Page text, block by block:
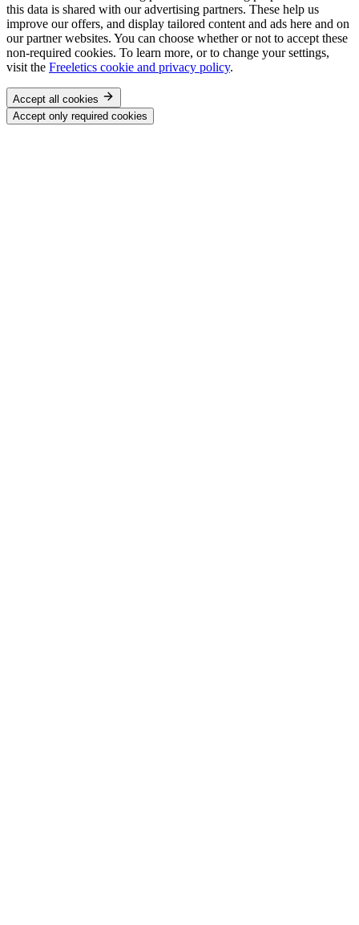
this data is shared with our advertising partners. These help us
improve our offers, and display tailored content and ads here and on
our partner websites. You can choose whether or not to accept these
non-required cookies. To learn more, or to change your settings,
visit the Freeletics cookie and privacy policy.
Accept all cookies
Accept only required cookies